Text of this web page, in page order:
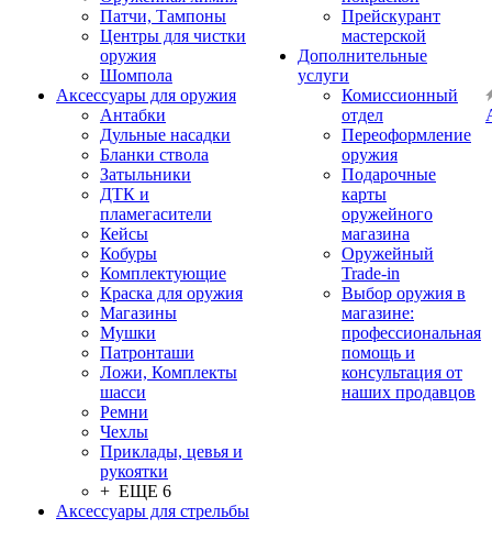
Патчи, Тампоны
Центры для чистки
оружия
Шомпола
Аксессуары для оружия
Антабки
Дульные насадки
Бланки ствола
Затыльники
ДТК и
пламегасители
Кейсы
Кобуры
Комплектующие
Краска для оружия
Магазины
Мушки
Патронташи
Ложи, Комплекты
шасси
Ремни
Чехлы
Приклады, цевья и
рукоятки
+ ЕЩЕ 6
Аксессуары для стрельбы
Прейскурант
мастерской
Дополнительные
услуги
Комиссионный
отдел
Переоформление
оружия
Подарочные
карты
оружейного
магазина
Оружейный
Trade-in
Выбор оружия в
магазине:
профессиональная
помощь и
консультация от
наших продавцов